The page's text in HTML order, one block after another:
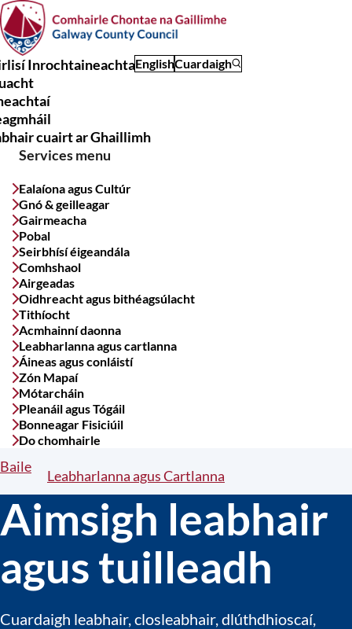
Skip
to
main
content
InrochtaineachtaEnglishCuardaigh
Main
navigation
cuairt ar Ghaillimh
Services menu
Ealaíona agus Cultúr
Gnó & geilleagar
Gairmeacha
Pobal
Seirbhísí éigeandála
Comhshaol
Airgeadas
Oidhreacht agus bithéagsúlacht
Tithíocht
Acmhainní daonna
Leabharlanna agus cartlanna
Áineas agus conláistí
Zón Mapaí
Mótarcháin
Pleanáil agus Tógáil
Bonneagar Fisiciúil
Do chomhairle
Breadcrumbs
Baile
Leabharlanna agus Cartlanna
Aimsigh leabhair
agus tuilleadh
Cuardaigh leabhair, closleabhair, dlúthdhioscaí,